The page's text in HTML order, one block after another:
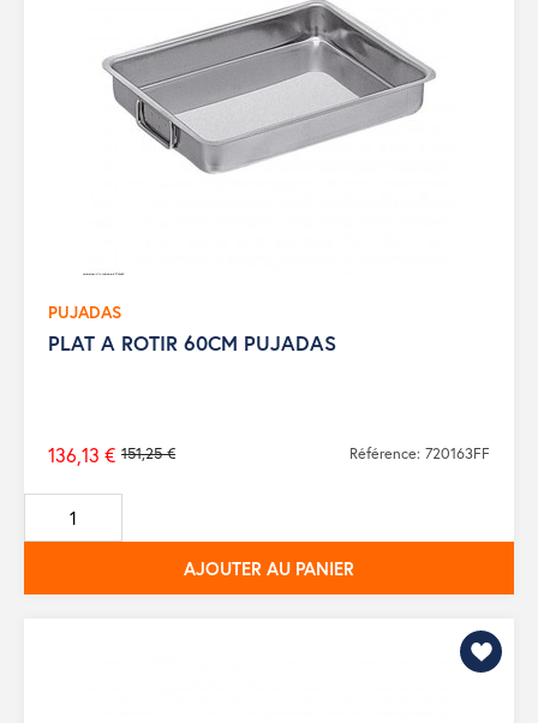
PUJADAS
PLAT A ROTIR 60CM PUJADAS
Prix
de
base
151,25 €
136,13 € Référence: 720163FF
AJOUTER AU PANIER